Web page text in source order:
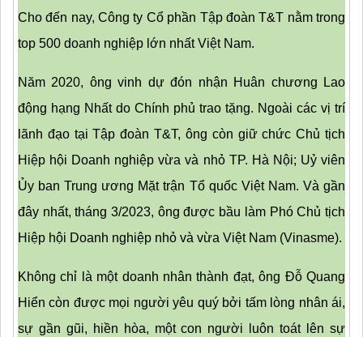
Cho đến nay, Công ty Cổ phần Tập đoàn T&T nằm trong
top 500 doanh nghiệp lớn nhất Việt Nam.
Năm 2020, ông vinh dự đón nhận Huân chương Lao
động hạng Nhất do Chính phủ trao tặng. Ngoài các vị trí
lãnh đạo tại Tập đoàn T&T, ông còn giữ chức Chủ tịch
Hiệp hội Doanh nghiệp vừa và nhỏ TP. Hà Nội; Uỷ viên
Ủy ban Trung ương Mặt trận Tổ quốc Việt Nam. Và gần
đây nhất, tháng 3/2023, ông được bầu làm Phó Chủ tịch
Hiệp hội Doanh nghiệp nhỏ và vừa Việt Nam (Vinasme).
Không chỉ là một doanh nhân thành đạt, ông Đỗ Quang
Hiển còn được mọi người yêu quý bởi tấm lòng nhân ái,
sự gần gũi, hiền hòa, một con người luôn toát lên sự